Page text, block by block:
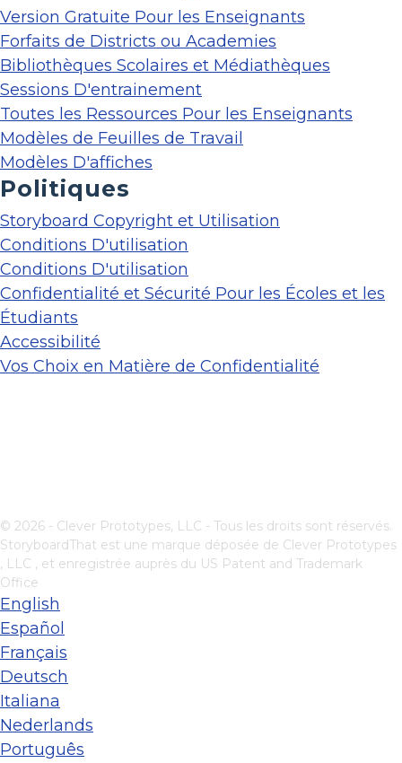
Version Gratuite Pour les Enseignants
Forfaits de Districts ou Academies
Bibliothèques Scolaires et Médiathèques
Sessions D'entrainement
Toutes les Ressources Pour les Enseignants
Modèles de Feuilles de Travail
Modèles D'affiches
Politiques
Storyboard Copyright et Utilisation
Conditions D'utilisation
Conditions D'utilisation
Confidentialité et Sécurité Pour les Écoles et les
Étudiants
Accessibilité
Vos Choix en Matière de Confidentialité
© 2026 - Clever Prototypes, LLC - Tous les droits sont réservés.
StoryboardThat est une marque déposée de Clever Prototypes
, LLC , et enregistrée auprès du US Patent and Trademark
Office
English
Español
Français
Deutsch
Italiana
Nederlands
Português